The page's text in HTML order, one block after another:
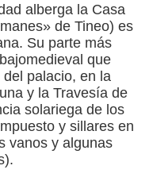
alberga la Casa
de Tineo) es
Su parte más
que
palacio, en la
y la Travesía de
solariega de los
y sillares en
vanos y algunas